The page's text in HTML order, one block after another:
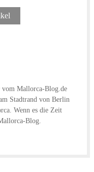
vom Mallorca-Blog.de
Stadtrand von Berlin
Wenn es die Zeit
Blog.